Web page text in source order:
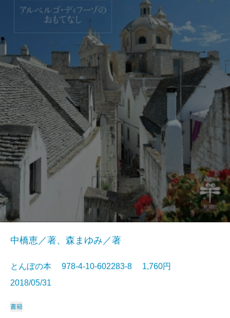
中橋恵／著、森まゆみ／著
とんぼの本 978-4-10-602283-8 1,760円
2018/05/31
書籍